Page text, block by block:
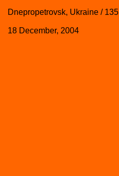
Dnepropetrovsk, Ukraine / 135
18 December, 2004